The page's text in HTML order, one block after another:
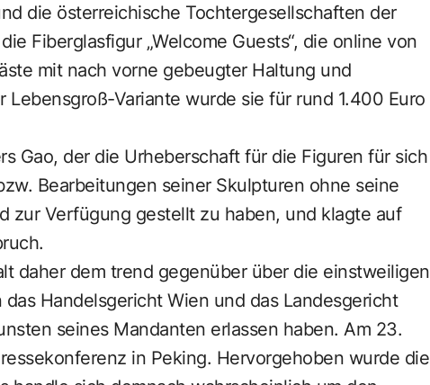
die österreichische Tochtergesellschaften der
Fiberglasfigur „Welcome Guests“, die online von
mit nach vorne gebeugter Haltung und
Variante wurde sie für rund 1.400 Euro
Gao, der die Urheberschaft für die Figuren für sich
Bearbeitungen seiner Skulpturen ohne seine
zur Verfügung gestellt zu haben, und klagte auf
daher dem trend gegenüber über die einstweiligen
Handelsgericht Wien und das Landesgericht
seines Mandanten erlassen haben. Am 23.
in Peking. Hervorgehoben wurde die